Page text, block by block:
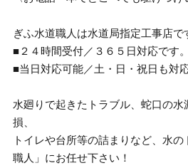
ぎふ水道職人は水道局指定工事店で
■２４時間受付／３６５日対応です。
■当日対応可能／土・日・祝日も対
水廻りで起きたトラブル、蛇口の水
損、
トイレや台所等の詰まりなど、水
職人」にお任せ下さい！